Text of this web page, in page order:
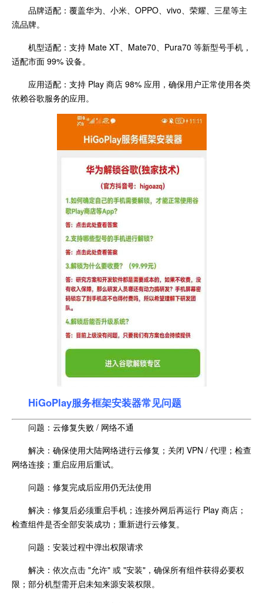
品牌适配：覆盖华为、小米、OPPO、vivo、荣耀、三星等主
流品牌。
机型适配：支持 Mate XT、Mate70、Pura70 等新型号手机，
适配市面 99% 设备。
应用适配：支持 Play 商店 98% 应用，确保用户正常使用各类
依赖谷歌服务的应用。
HiGoPlay服务框架安装器常见问题
问题：云修复失败 / 网络不通
解决：确保使用大陆网络进行云修复；关闭 VPN / 代理；检查
网络连接；重启应用后重试。
问题：修复完成后应用仍无法使用
解决：修复后必须重启手机；连接外网后再运行 Play 商店；
检查组件是否全部安装成功；重新进行云修复。
问题：安装过程中弹出权限请求
解决：依次点击 "允许" 或 "安装"，确保所有组件获得必要权
限；部分机型需开启未知来源安装权限。